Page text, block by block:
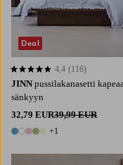
JINN pussilakanasetti
sänkyyn
32,79 EUR39,99 EUR
6 värejä
+1
4,4 perustuen 116 arvosanaan
4,4 (116)
Deal